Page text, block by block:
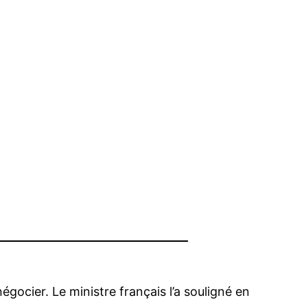
Le ministre français l’a souligné en